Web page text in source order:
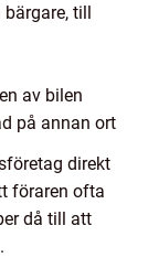
till
av bilen
på annan ort
direkt
föraren ofta
då till att